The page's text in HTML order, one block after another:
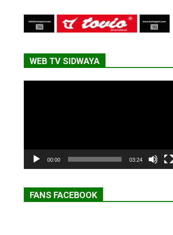
WEB TV SIDWAYA
00:00 03:24
FANS FACEBOOK